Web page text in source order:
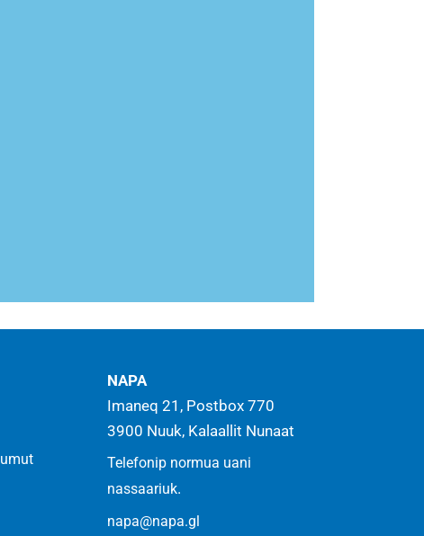
periarfissat
NAPA
Imaneq 21, Postbox 770
3900 Nuuk, Kalaallit Nunaat
Telefonip normua uani
nassaariuk.
napa@napa.gl